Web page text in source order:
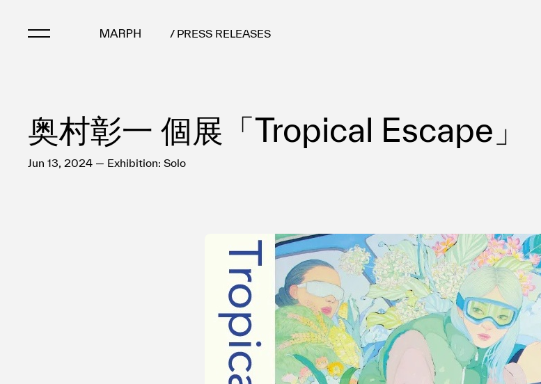
/ PRESS RELEASES
Artworks
Galleries & Museums
Exhibitions
FAQ
利用規約
プライバシ−ポリシー
運営会社
お問い合わせ
奥村彰一 個展「Tropical Escape」
Jun 13, 2024 — Exhibition: Solo